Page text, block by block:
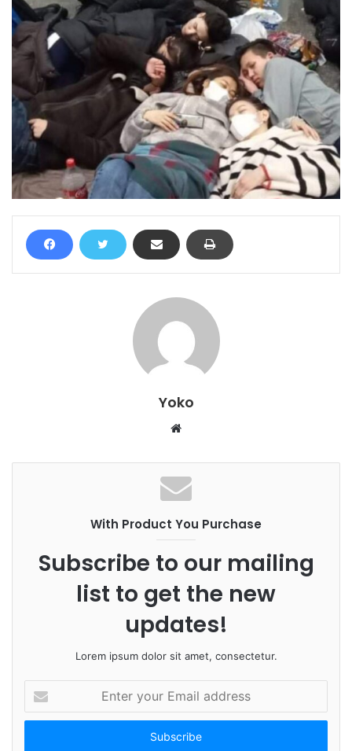
Yoko
b
s
i
t
e
With Product You Purchase
Subscribe to our mailing
list to get the new
updates!
Lorem ipsum dolor sit amet, consectetur.
t